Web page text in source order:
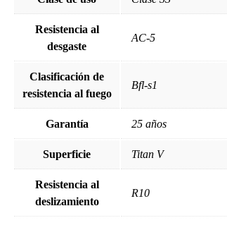
Resistencia al
desgaste
AC-5
Clasificación de
resistencia al fuego
Bfl-s1
Garantía 25 años
Superficie Titan V
Resistencia al
deslizamiento
R10